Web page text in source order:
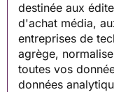
destinée aux
d'achat média,
entreprises de
agrège,
toutes vos
données